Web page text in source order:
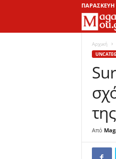
ΠΑΡΑΣΚΕΥΉ
Αρχική
Από